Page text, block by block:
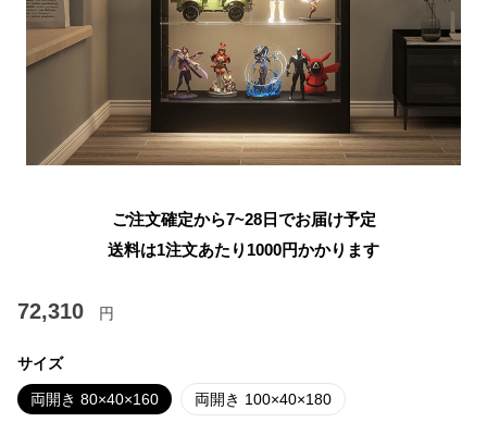
ご注文確定から7~28日でお届け予定
送料は1注文あたり 1000円かかります
72,310 円
サイズ
両開き 80×40×160 両開き 100×40×180